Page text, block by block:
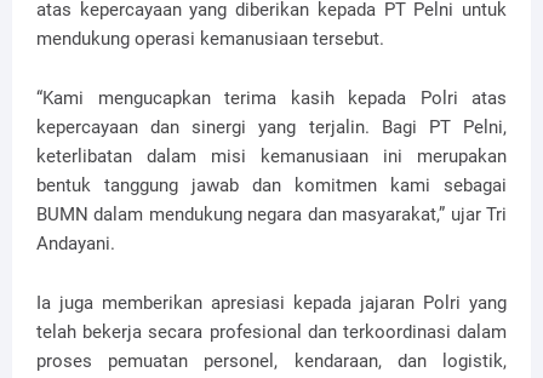
atas kepercayaan yang diberikan kepada PT Pelni untuk
mendukung operasi kemanusiaan tersebut.
“Kami mengucapkan terima kasih kepada Polri atas
kepercayaan dan sinergi yang terjalin. Bagi PT Pelni,
keterlibatan dalam misi kemanusiaan ini merupakan
bentuk tanggung jawab dan komitmen kami sebagai
BUMN dalam mendukung negara dan masyarakat,” ujar Tri
Andayani.
Ia juga memberikan apresiasi kepada jajaran Polri yang
telah bekerja secara profesional dan terkoordinasi dalam
proses pemuatan personel, kendaraan, dan logistik,